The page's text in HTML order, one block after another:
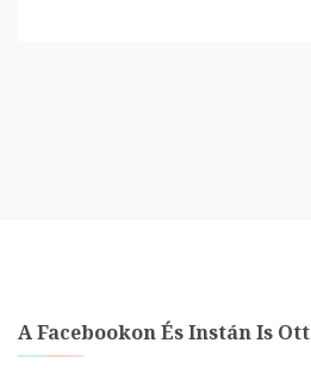
A Facebookon És Instán Is